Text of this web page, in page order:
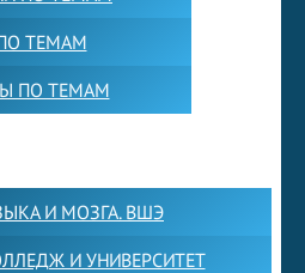
ТЕМАМ
ПО ТЕМАМ
И МОЗГА. ВШЭ
И УНИВЕРСИТЕТ